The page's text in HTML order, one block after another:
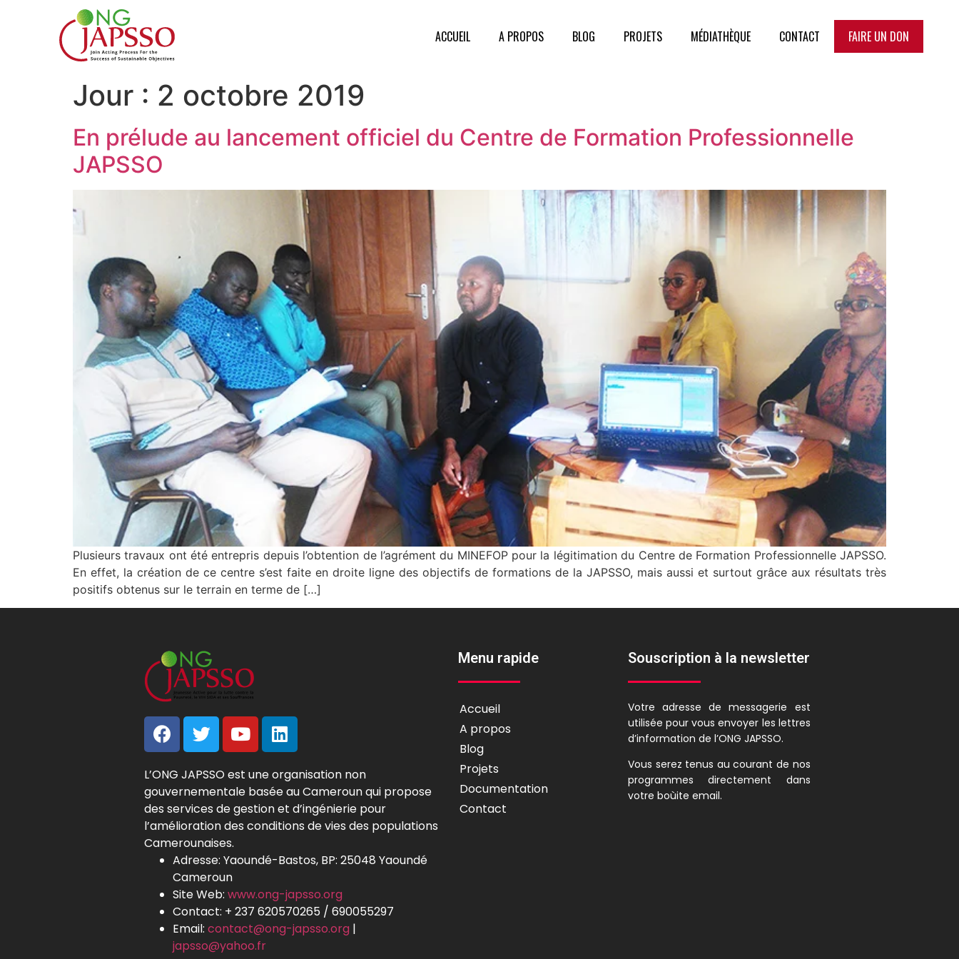
ACCUEIL A PROPOS BLOG PROJETS MÉDIATHÈQUE CONTACT FAIRE UN DON
Jour : 2 octobre 2019
En prélude au lancement officiel du Centre de Formation Professionnelle
JAPSSO
Plusieurs travaux ont été entrepris depuis l’obtention de l’agrément du MINEFOP pour la légitimation du Centre de Formation Professionnelle JAPSSO.
En effet, la création de ce centre s’est faite en droite ligne des objectifs de formations de la JAPSSO, mais aussi et surtout grâce aux résultats très
positifs obtenus sur le terrain en terme de […]
L’ONG JAPSSO est une organisation non
gouvernementale basée au Cameroun qui propose
des services de gestion et d’ingénierie pour
l’amélioration des conditions de vies des populations
Camerounaises.
Adresse: Yaoundé-Bastos, BP: 25048 Yaoundé
Cameroun
Site Web: www.ong-japsso.org
Contact: + 237 620570265 / 690055297
Email: contact@ong-japsso.org |
japsso@yahoo.fr
Menu rapide
Accueil
A propos
Blog
Projets
Documentation
Contact
Souscription à la newsletter
Votre adresse de messagerie est
utilisée pour vous envoyer les lettres
d’information de l’ONG JAPSSO.
Vous serez tenus au courant de nos
programmes directement dans
votre boùite email.